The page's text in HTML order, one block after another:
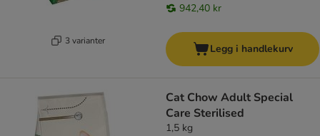
3 varianter
942,40 kr
Legg i handlekurv
Cat Chow Adult Special
Care Sterilised
1,5 kg